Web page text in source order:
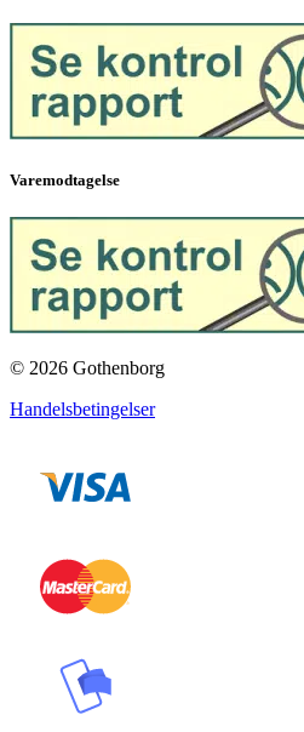
Varemodtagelse
© 2026 Gothenborg
Handelsbetingelser